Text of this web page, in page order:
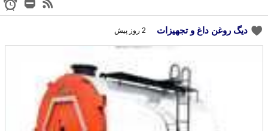
دیگ روغن داغ و تجهیزات 2 روز پیش